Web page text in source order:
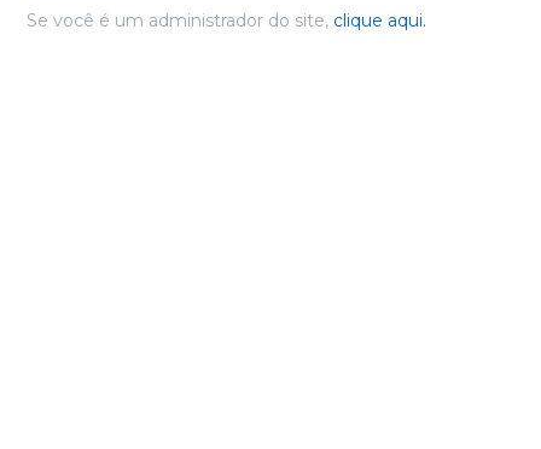
Se você é um administrador do site, clique aqui.